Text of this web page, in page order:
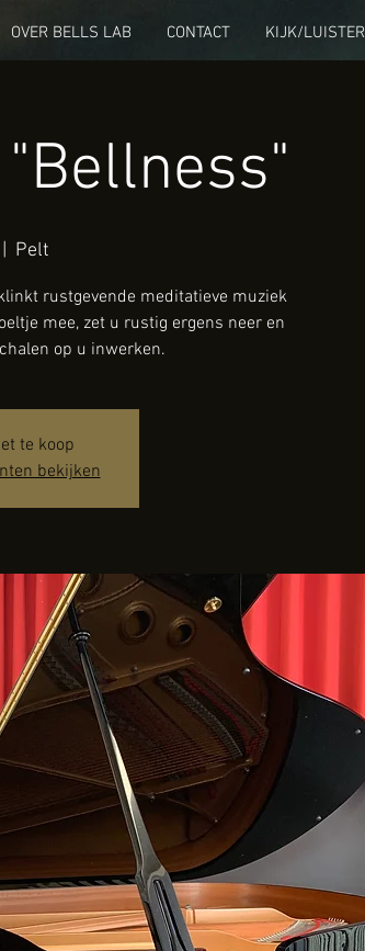
OVER BELLS LAB CONTACT KIJK/LUISTER
Pelt
rustgevende meditatieve muziek
mee, zet u rustig ergens neer en
op u inwerken.
te koop
bekijken